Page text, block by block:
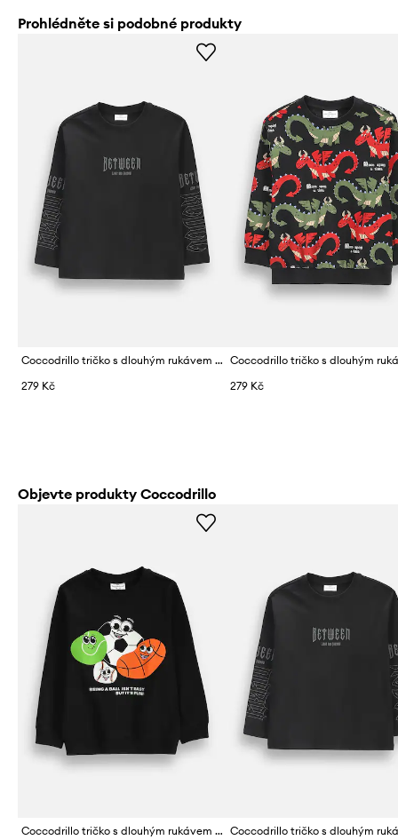
Prohlédněte si podobné produkty
Coccodrillo tričko s dlouhým rukávem dětské bavlněné
279 Kč
279 Kč
Objevte produkty Coccodrillo
Coccodrillo tričko s dlouhým rukávem dětské bavlněné